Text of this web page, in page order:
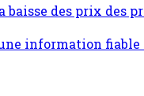
des prix des
information